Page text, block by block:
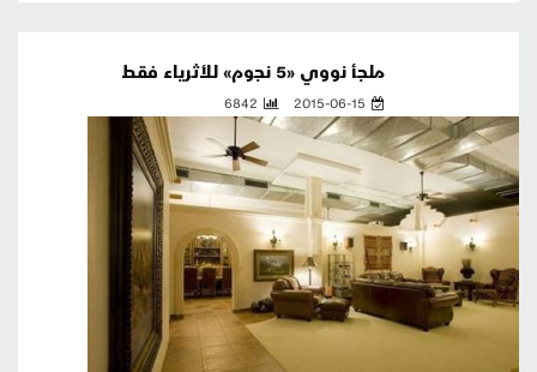
ملجأ نووي «5 نجوم» للأثرياء فقط
2015-06-15
6842